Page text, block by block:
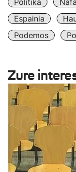
Politika
Espainia
Podemos
Zure